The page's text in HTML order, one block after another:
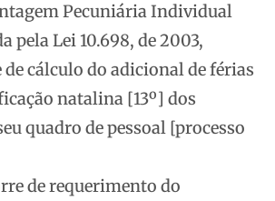
Pecuniária Individual
pela Lei 10.698, de 2003,
de cálculo do adicional de férias
natalina [13º] dos
quadro de pessoal [processo
de requerimento do